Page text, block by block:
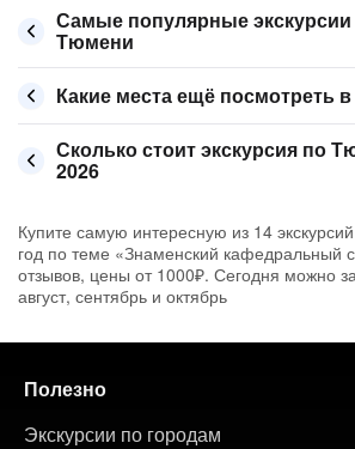
Самые популярные экскурсии
Тюмени
Какие места ещё посмотреть
Сколько стоит экскурсия по
2026
Купите самую интересную из 14
год по теме «Знаменский кафедральный
отзывов, цены от 1000₽. Сегодня можно
август, сентябрь и октябрь
Полезно
Экскурсии по городам